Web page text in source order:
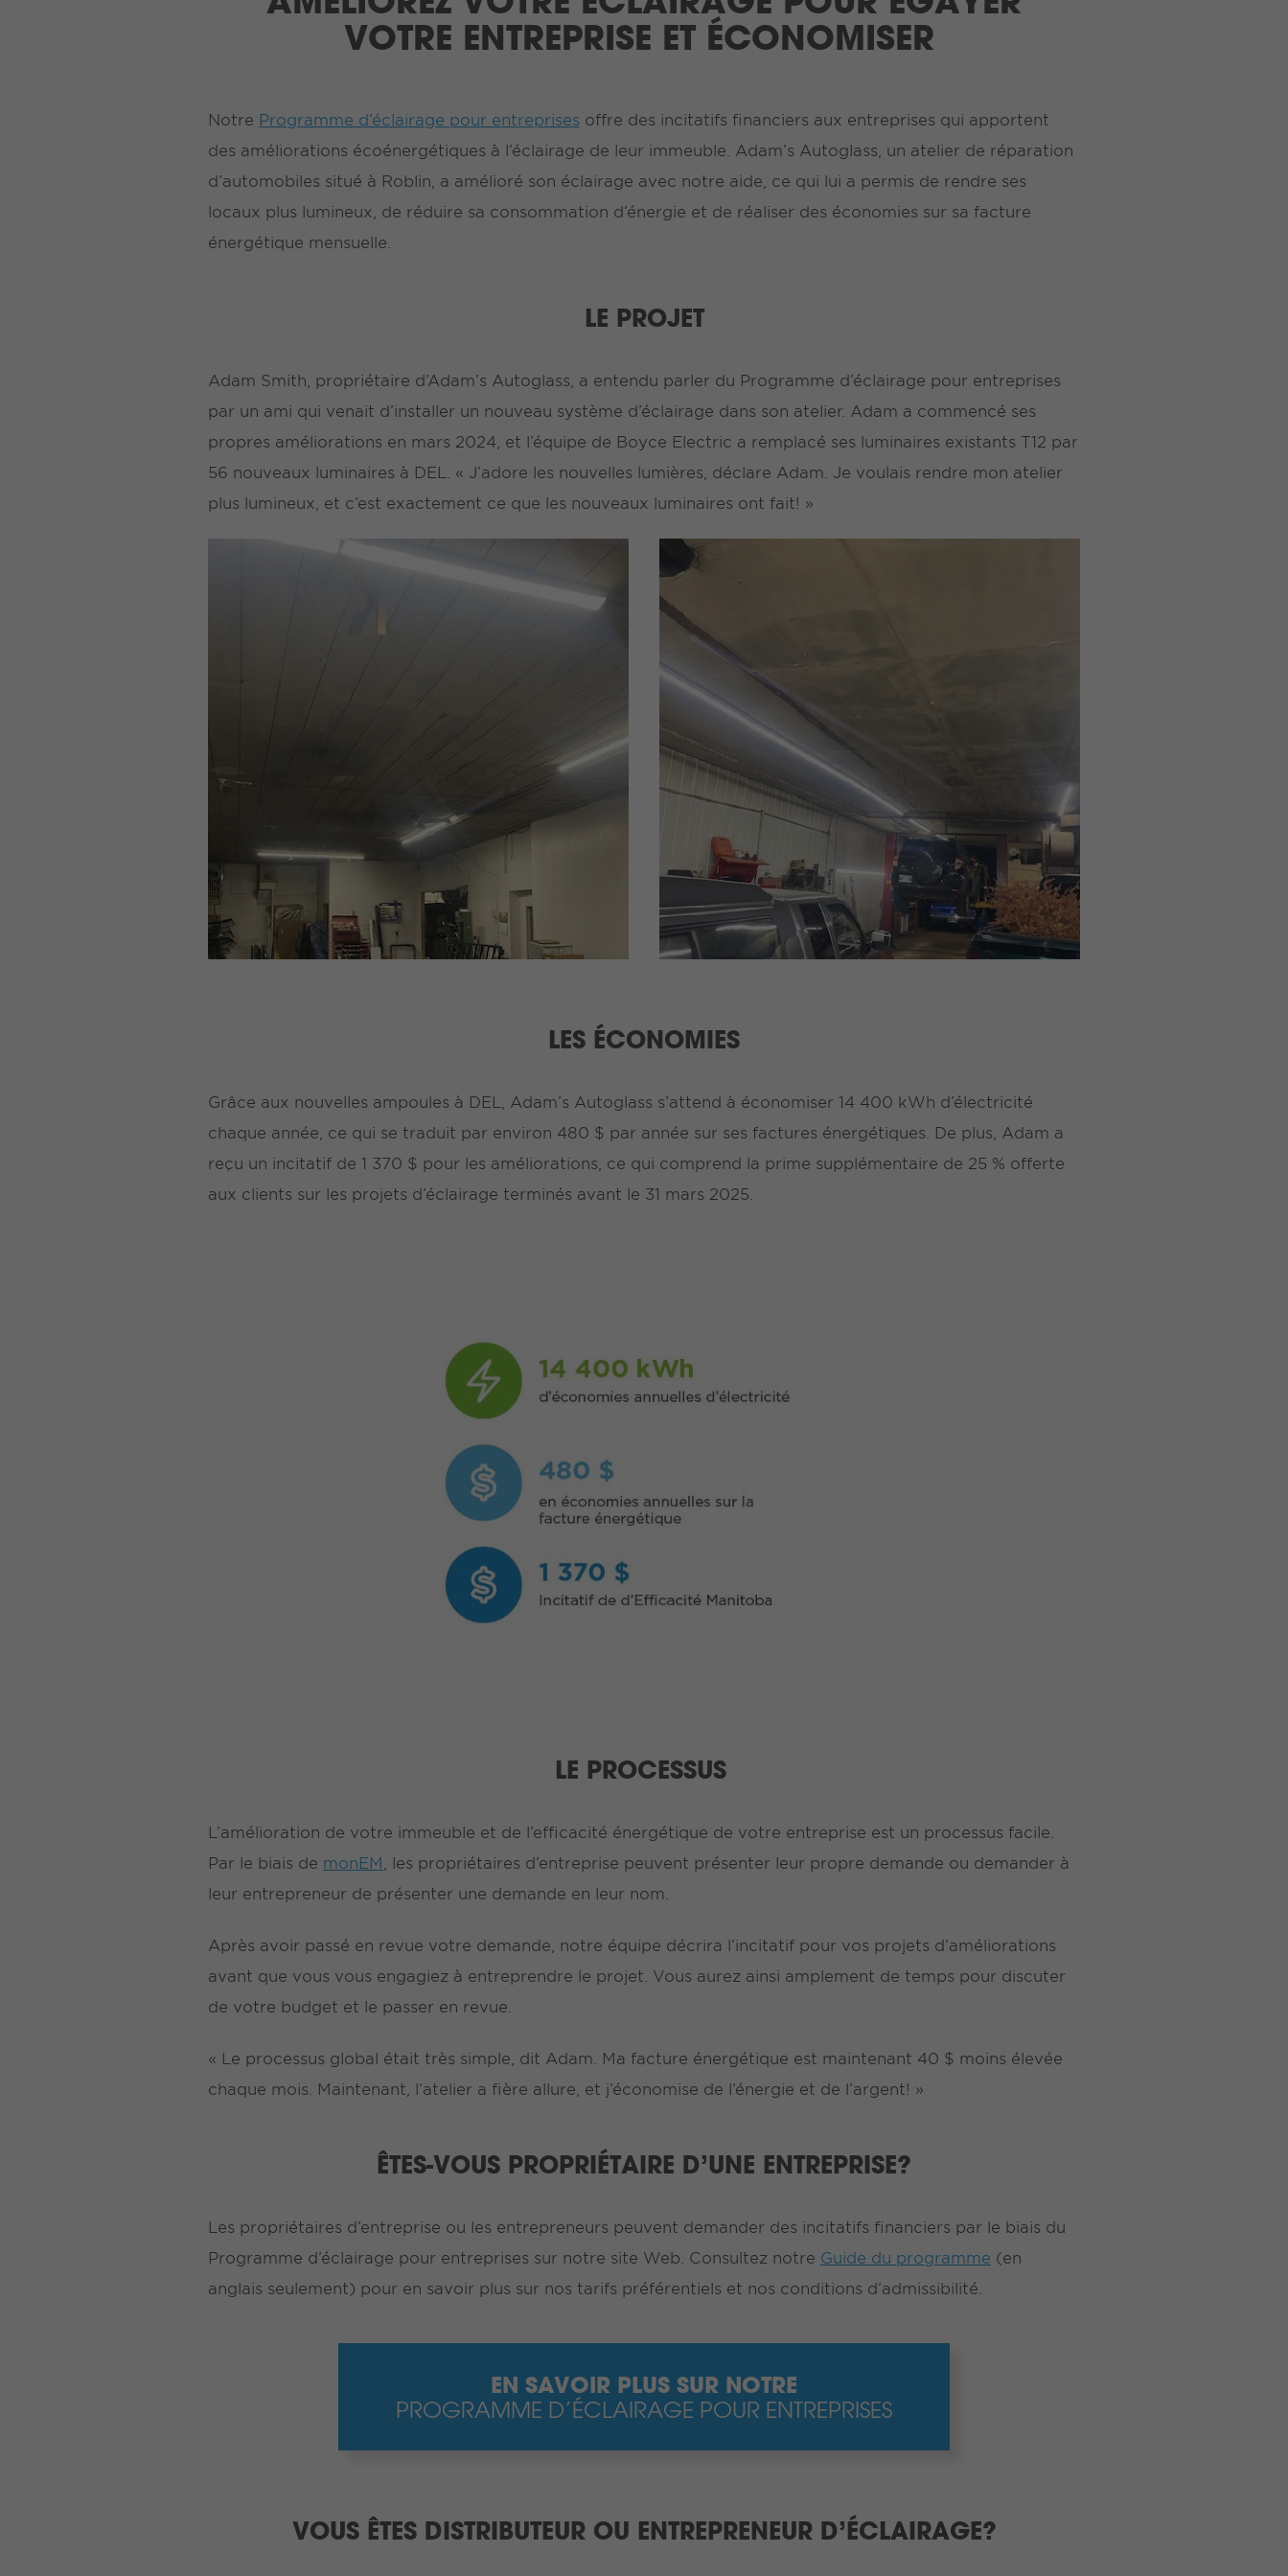
VOTRE ENTREPRISE ET ÉCONOMISER
Notre Programme d’éclairage pour entreprises offre des incitatifs financiers aux entreprises qui apportent
des améliorations écoénergétiques à l’éclairage de leur immeuble. Adam’s Autoglass, un atelier de réparation
d’automobiles situé à Roblin, a amélioré son éclairage avec notre aide, ce qui lui a permis de rendre ses
locaux plus lumineux, de réduire sa consommation d’énergie et de réaliser des économies sur sa facture
énergétique mensuelle.
LE PROJET
Adam Smith, propriétaire d’Adam’s Autoglass, a entendu parler du Programme d’éclairage pour entreprises
par un ami qui venait d’installer un nouveau système d’éclairage dans son atelier. Adam a commencé ses
propres améliorations en mars 2024, et l’équipe de Boyce Electric a remplacé ses luminaires existants T12 par
56 nouveaux luminaires à DEL. « J’adore les nouvelles lumières, déclare Adam. Je voulais rendre mon atelier
plus lumineux, et c’est exactement ce que les nouveaux luminaires ont fait! »
LES ÉCONOMIES
Grâce aux nouvelles ampoules à DEL, Adam’s Autoglass s’attend à économiser 14 400 kWh d’électricité
chaque année, ce qui se traduit par environ 480 $ par année sur ses factures énergétiques. De plus, Adam a
reçu un incitatif de 1 370 $ pour les améliorations, ce qui comprend la prime supplémentaire de 25 % offerte
aux clients sur les projets d’éclairage terminés avant le 31 mars 2025.
LE PROCESSUS
L’amélioration de votre immeuble et de l’efficacité énergétique de votre entreprise est un processus facile.
Par le biais de monEM , les propriétaires d’entreprise peuvent présenter leur propre demande ou demander à
leur entrepreneur de présenter une demande en leur nom.
Après avoir passé en revue votre demande, notre équipe décrira l’incitatif pour vos projets d’améliorations
avant que vous vous engagiez à entreprendre le projet. Vous aurez ainsi amplement de temps pour discuter
de votre budget et le passer en revue.
« Le processus global était très simple, dit Adam. Ma facture énergétique est maintenant 40 $ moins élevée
chaque mois. Maintenant, l’atelier a fière allure, et j’économise de l’énergie et de l’argent! »
ÊTES-VOUS PROPRIÉTAIRE D’UNE ENTREPRISE?
Les propriétaires d’entreprise ou les entrepreneurs peuvent demander des incitatifs financiers par le biais du
Programme d’éclairage pour entreprises sur notre site Web. Consultez notre Guide du programme (en
anglais seulement) pour en savoir plus sur nos tarifs préférentiels et nos conditions d’admissibilité.
EN SAVOIR PLUS SUR NOTRE
PROGRAMME D’ÉCLAIRAGE POUR ENTREPRISES
VOUS ÊTES DISTRIBUTEUR OU ENTREPRENEUR D’ÉCLAIRAGE?